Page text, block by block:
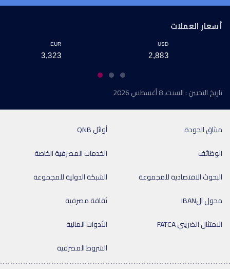
أسعار العملات
EUR
3,323
USD
2,883
تاريخ التحيين : السبت، 8 أغسطس 2026
أوائل QNB
ميثاق الجودة
الخدمات المصرفية الخاصة
الوظائف
الشبكة الدولية للمجموعة
البحوث الاقتصادية للمجموعة
ثقافة مصرفية
محول الIBAN
الأدوات المالية
الامتثال الضريبي FATCA
الشروط المصرفية